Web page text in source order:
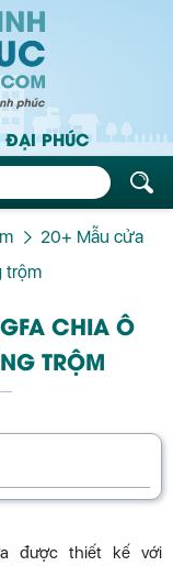
ĐẠI PHÚC
20+ Mẫu cửa
trộm
CHIA Ô
TRỘM
được thiết kế với